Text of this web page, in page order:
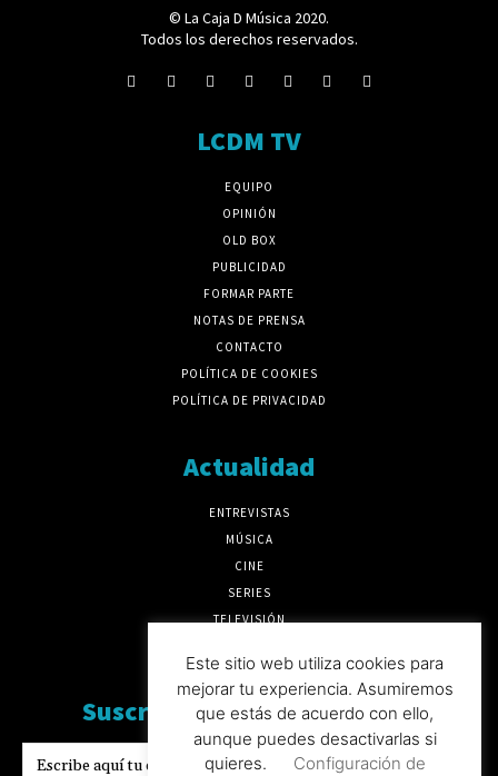
© La Caja D Música 2020.
Todos los derechos reservados.
LCDM TV
EQUIPO
OPINIÓN
OLD BOX
PUBLICIDAD
FORMAR PARTE
NOTAS DE PRENSA
CONTACTO
POLÍTICA DE COOKIES
POLÍTICA DE PRIVACIDAD
Actualidad
ENTREVISTAS
MÚSICA
CINE
SERIES
TELEVISIÓN
Suscríbete a nuesto boletín
SUSCRIBIRSE
Este sitio web utiliza cookies para
mejorar tu experiencia. Asumiremos
que estás de acuerdo con ello,
aunque puedes desactivarlas si
quieres.
Configuración de